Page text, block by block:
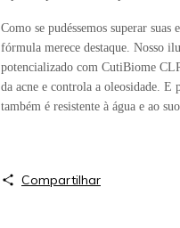
Como se pudéssemos superar
fórmula merece destaque. Nosso
potencializado com CutiBiome
da acne e controla a oleosidade. E
também é resistente à água e ao
Compartilhar